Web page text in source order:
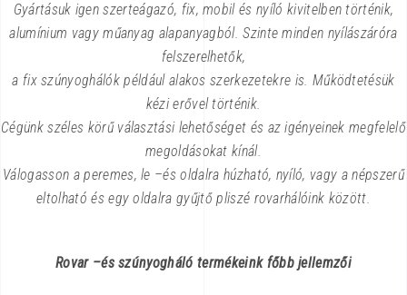
Gyártásuk igen szerteágazó, fix, mobil és nyíló kivitelben történik,
alumínium vagy műanyag alapanyagból. Szinte minden nyílászáróra
felszerelhetők,
a fix szúnyoghálók például alakos szerkezetekre is. Működtetésük
kézi erővel történik.
Cégünk széles körű választási lehetőséget és az igényeinek megfelelő
megoldásokat kínál.
Válogasson a peremes, le –és oldalra húzható, nyíló, vagy a népszerű
eltolható és egy oldalra gyűjtő pliszé rovarhálóink között.
Rovar –és szúnyogháló termékeink főbb jellemzői